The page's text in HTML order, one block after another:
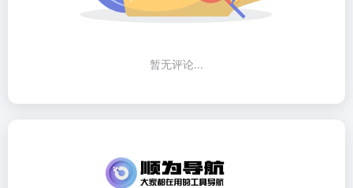
暂无评论...